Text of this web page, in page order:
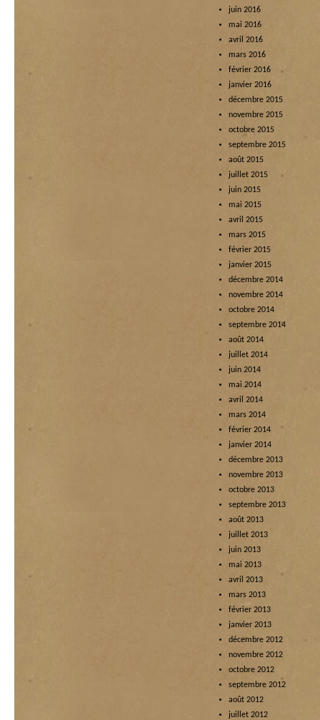
juin 2016
mai 2016
avril 2016
mars 2016
février 2016
janvier 2016
décembre 2015
novembre 2015
octobre 2015
septembre 2015
août 2015
juillet 2015
juin 2015
mai 2015
avril 2015
mars 2015
février 2015
janvier 2015
décembre 2014
novembre 2014
octobre 2014
septembre 2014
août 2014
juillet 2014
juin 2014
mai 2014
avril 2014
mars 2014
février 2014
janvier 2014
décembre 2013
novembre 2013
octobre 2013
septembre 2013
août 2013
juillet 2013
juin 2013
mai 2013
avril 2013
mars 2013
février 2013
janvier 2013
décembre 2012
novembre 2012
octobre 2012
septembre 2012
août 2012
juillet 2012